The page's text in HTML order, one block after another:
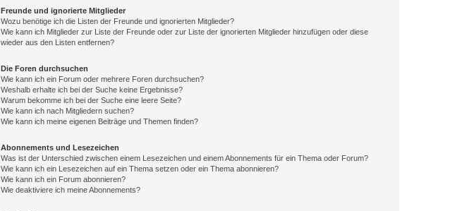
Freunde und ignorierte Mitglieder
Wozu benötige ich die Listen der Freunde und ignorierten Mitglieder?
Wie kann ich Mitglieder zur Liste der Freunde oder zur Liste der ignorierten Mitglieder hinzufügen oder diese
wieder aus den Listen entfernen?
Die Foren durchsuchen
Wie kann ich ein Forum oder mehrere Foren durchsuchen?
Weshalb erhalte ich bei der Suche keine Ergebnisse?
Warum bekomme ich bei der Suche eine leere Seite?
Wie kann ich nach Mitgliedern suchen?
Wie kann ich meine eigenen Beiträge und Themen finden?
Abonnements und Lesezeichen
Was ist der Unterschied zwischen einem Lesezeichen und einem Abonnements für ein Thema oder Forum?
Wie kann ich ein Lesezeichen auf ein Thema setzen oder ein Thema abonnieren?
Wie kann ich ein Forum abonnieren?
Wie deaktiviere ich meine Abonnements?